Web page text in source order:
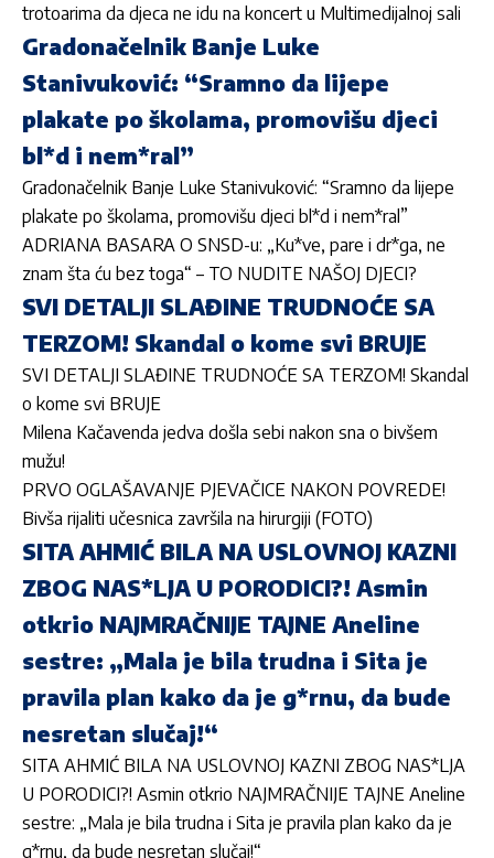
trotoarima da djeca ne idu na koncert u Multimedijalnoj sali
Gradonačelnik Banje Luke
Stanivuković: “Sramno da lijepe
plakate po školama, promovišu djeci
bl*d i nem*ral”
Gradonačelnik Banje Luke Stanivuković: “Sramno da lijepe
plakate po školama, promovišu djeci bl*d i nem*ral”
ADRIANA BASARA O SNSD-u: „Ku*ve, pare i dr*ga, ne
znam šta ću bez toga“ – TO NUDITE NAŠOJ DJECI?
SVI DETALJI SLAĐINE TRUDNOĆE SA
TERZOM! Skandal o kome svi BRUJE
SVI DETALJI SLAĐINE TRUDNOĆE SA TERZOM! Skandal
o kome svi BRUJE
Milena Kačavenda jedva došla sebi nakon sna o bivšem
mužu!
PRVO OGLAŠAVANJE PJEVAČICE NAKON POVREDE!
Bivša rijaliti učesnica završila na hirurgiji (FOTO)
SITA AHMIĆ BILA NA USLOVNOJ KAZNI
ZBOG NAS*LJA U PORODICI?! Asmin
otkrio NAJMRAČNIJE TAJNE Aneline
sestre: „Mala je bila trudna i Sita je
pravila plan kako da je g*rnu, da bude
nesretan slučaj!“
SITA AHMIĆ BILA NA USLOVNOJ KAZNI ZBOG NAS*LJA
U PORODICI?! Asmin otkrio NAJMRAČNIJE TAJNE Aneline
sestre: „Mala je bila trudna i Sita je pravila plan kako da je
g*rnu, da bude nesretan slučaj!“